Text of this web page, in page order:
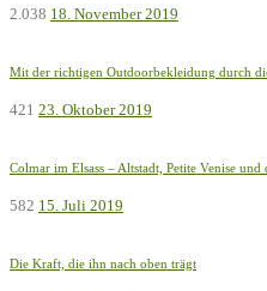
2.038 18. November 2019
Mit der richtigen Outdoorbekleidung durch
421 23. Oktober 2019
Colmar im Elsass – Altstadt, Petite Venise und
582 15. Juli 2019
Die Kraft, die ihn nach oben trägt